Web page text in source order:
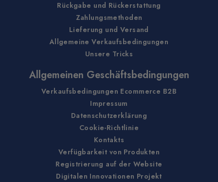
Rückgabe und Rückerstattung
Zahlungsmethoden
Lieferung und Versand
Allgemeine Verkaufsbedingungen
Unsere Tricks
Allgemeinen Geschäftsbedingungen
Verkaufsbedingungen Ecommerce B2B
Impressum
Datenschutzerklärung
Cookie-Richtlinie
Kontakts
Verfügbarkeit von Produkten
Registrierung auf der Website
Digitalen Innovationen Projekt